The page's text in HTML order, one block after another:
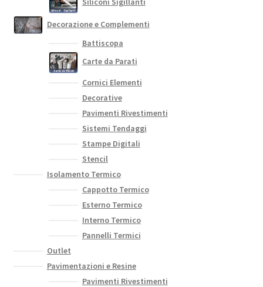
Decorazione e Complementi
Battiscopa
Carte da Parati
Cornici Elementi
Decorative
Pavimenti Rivestimenti
Sistemi Tendaggi
Stampe Digitali
Stencil
Isolamento Termico
Cappotto Termico
Esterno Termico
Interno Termico
Pannelli Termici
Outlet
Pavimentazioni e Resine
Pavimenti Rivestimenti